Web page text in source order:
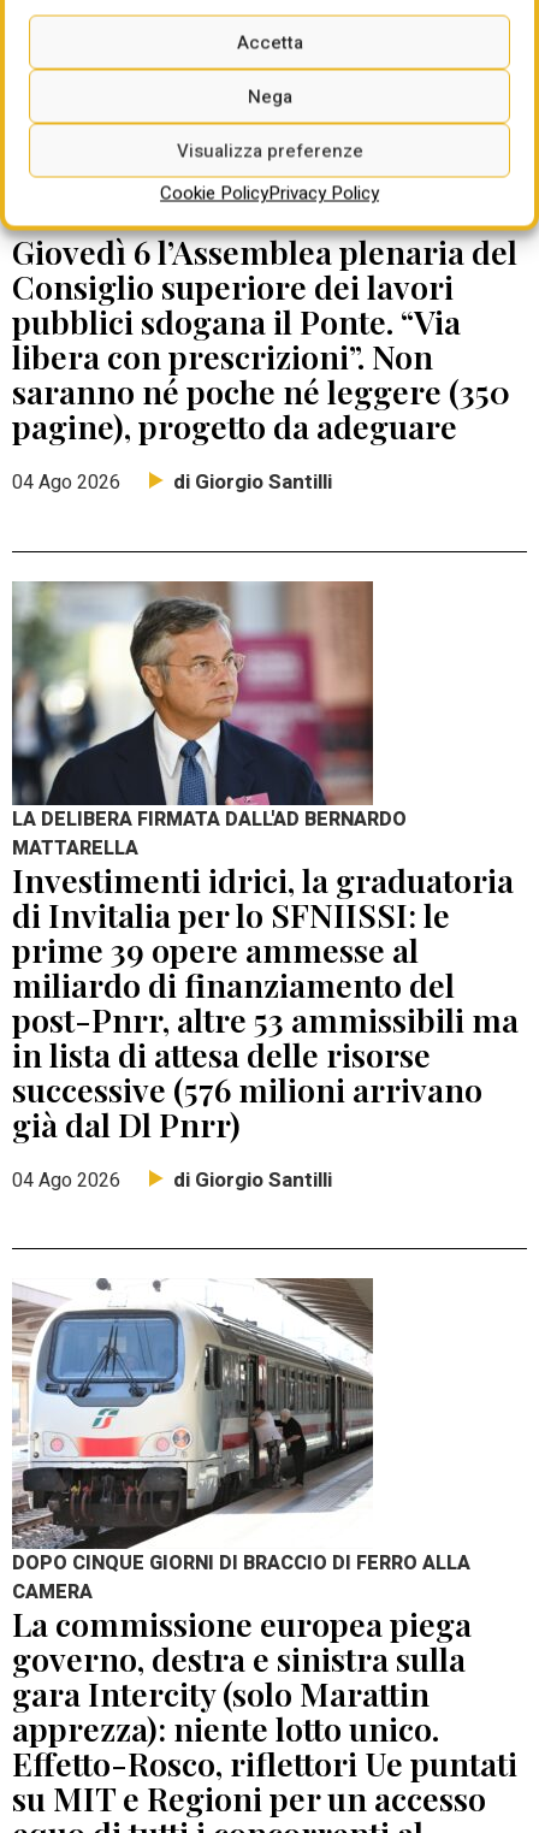
Accetta
Nega
Visualizza preferenze
Cookie PolicyPrivacy Policy
DATE DA RICORDARE
Giovedì 6 l’Assemblea plenaria del
Consiglio superiore dei lavori
pubblici sdogana il Ponte. “Via
libera con prescrizioni”. Non
saranno né poche né leggere (350
pagine), progetto da adeguare
04 Ago 2026 di Giorgio Santilli
LA DELIBERA FIRMATA DALL'AD BERNARDO
MATTARELLA
Investimenti idrici, la graduatoria
di Invitalia per lo SFNIISSI: le
prime 39 opere ammesse al
miliardo di finanziamento del
post-Pnrr, altre 53 ammissibili ma
in lista di attesa delle risorse
successive (576 milioni arrivano
già dal Dl Pnrr)
04 Ago 2026 di Giorgio Santilli
DOPO CINQUE GIORNI DI BRACCIO DI FERRO ALLA
CAMERA
La commissione europea piega
governo, destra e sinistra sulla
gara Intercity (solo Marattin
apprezza): niente lotto unico.
Effetto-Rosco, riflettori Ue puntati
su MIT e Regioni per un accesso